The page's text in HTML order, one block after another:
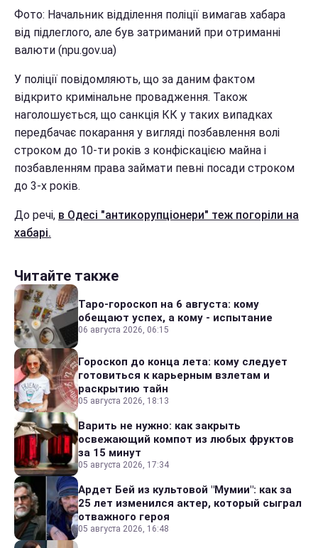
Фото: Начальник відділення поліції вимагав хабара
від підлеглого, але був затриманий при отриманні
валюти (npu.gov.ua)
У поліції повідомляють, що за даним фактом
відкрито кримінальне провадження. Також
наголошується, що санкція КК у таких випадках
передбачає покарання у вигляді позбавлення волі
строком до 10-ти років з конфіскацією майна і
позбавленням права займати певні посади строком
до 3-х років.
До речі, в Одесі "антикорупціонери" теж погоріли на
хабарі.
Читайте также
Таро-гороскоп на 6 августа: кому
обещают успех, а кому - испытание
06 августа 2026, 06:15
Гороскоп до конца лета: кому следует
готовиться к карьерным взлетам и
раскрытию тайн
05 августа 2026, 18:13
Варить не нужно: как закрыть
освежающий компот из любых фруктов
за 15 минут
05 августа 2026, 17:34
Ардет Бей из культовой "Мумии": как за
25 лет изменился актер, который сыграл
отважного героя
05 августа 2026, 16:48